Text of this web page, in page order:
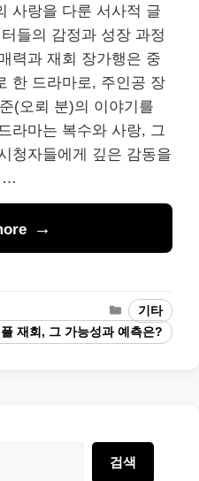
사랑을 다룬 서사적 글
들의 감정과 성장 과정
력과 재회 장가행은 중
한 드라마로, 주인공 장
(오뢰 분)의 이야기를
라마는 복수와 사랑, 그
청자들에게 깊은 감동을
…
Categories
기타
재회, 그 가능성과 예측은?
검색